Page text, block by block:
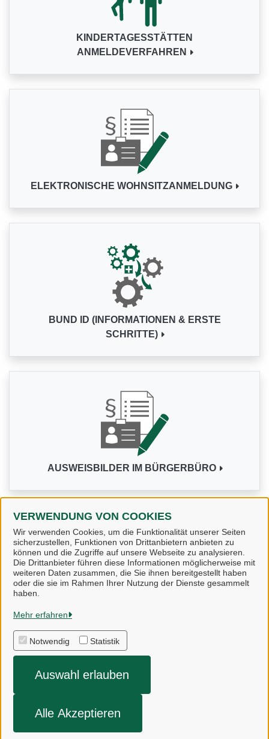
VERWENDUNG VON COOKIES
Wir verwenden Cookies, um die Funktionalität unserer Seiten
sicherzustellen, Funktionen von Drittanbietern anbieten zu
können und die Zugriffe auf unsere Webseite zu analysieren.
Die Drittanbieter führen diese Informationen möglicherweise mit
weiteren Daten zusammen, die Sie ihnen bereitgestellt haben
oder die sie im Rahmen Ihrer Nutzung der Dienste gesammelt
haben.
Mehr erfahren
Notwendig Statistik
Auswahl erlauben
Alle Akzeptieren
KINDERTAGESSTÄTTEN
ANMELDEVERFAHREN
ELEKTRONISCHE WOHNSITZANMELDUNG
BUND ID (INFORMATIONEN & ERSTE
SCHRITTE)
AUSWEISBILDER IM BÜRGERBÜRO
Alle Dienstleistungen
Gemeinde Bispingen
Alle Rechte vorbehalten
Datenschutzerklärung